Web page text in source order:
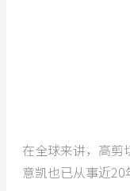
在全球来讲，高剪
意凯也已从事近20